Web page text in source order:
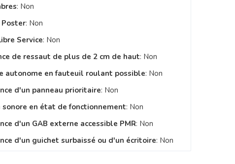
: Non
: Non
Service: Non
de ressaut de plus de 2 cm de haut: Non
autonome en fauteuil roulant possible: Non
d'un panneau prioritaire: Non
en état de fonctionnement: Non
d'un GAB externe accessible PMR: Non
d'un guichet surbaissé ou d'un écritoire: Non